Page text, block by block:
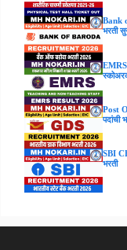
Bank
भरती
Post
पदांची
SBI
भरती